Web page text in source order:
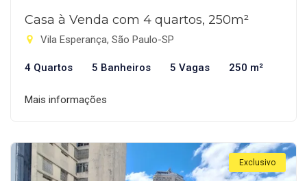
Casa à Venda com 4 quartos, 250m²
Vila Esperança, São Paulo-SP
4 Quartos 5 Banheiros 5 Vagas 250 m²
Mais informações
Exclusivo